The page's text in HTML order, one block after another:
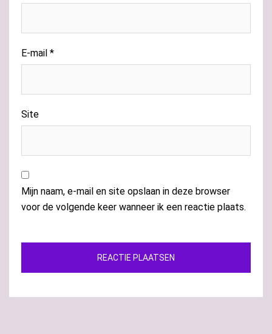
E-mail *
Site
Mijn naam, e-mail en site opslaan in deze browser
voor de volgende keer wanneer ik een reactie plaats.